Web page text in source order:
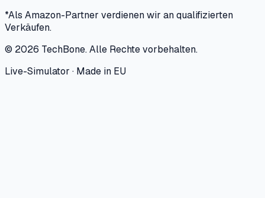
*Als Amazon-Partner verdienen wir an qualifizierten
Verkäufen.
© 2026 TechBone.Alle Rechte vorbehalten.
Live-Simulator · Made in EU